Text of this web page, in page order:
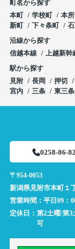
町名から探す
本町
学校町 本所
新町
下々条町
沿線から探す
信越本線
上越新幹
駅から探す
見附
長岡 押切
宮内
三条 東三条
0258-86-
〒954-0053
新潟県見附市本町１
営業時間： 平日09：
定休日： 第2土曜/第
可